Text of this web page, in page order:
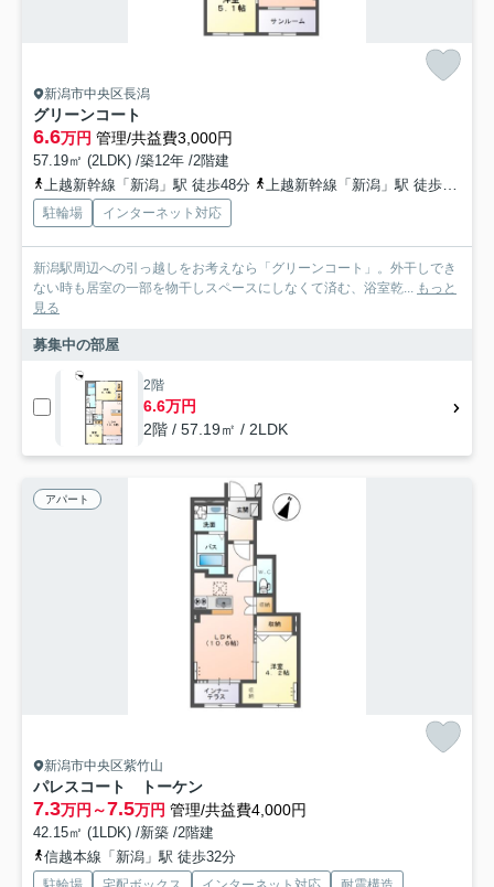
新潟市中央区長潟
グリーンコート
6.6万円 管理/共益費3,000円
57.19㎡ (2LDK) /築12年 /2階建
上越新幹線「新潟」駅 徒歩48分
上越新幹線「新潟」駅 徒歩47分
駐輪場 インターネット対応
新潟駅周辺への引っ越しをお考えなら「グリーンコート」。外干しでき
ない時も居室の一部を物干しスペースにしなくて済む、浴室乾...
もっと
見る
募集中の部屋
2階
6.6万円
2階 / 57.19㎡ / 2LDK
アパート
新潟市中央区紫竹山
パレスコート トーケン
7.3万円～7.5万円 管理/共益費4,000円
42.15㎡ (1LDK) /新築 /2階建
信越本線「新潟」駅 徒歩32分